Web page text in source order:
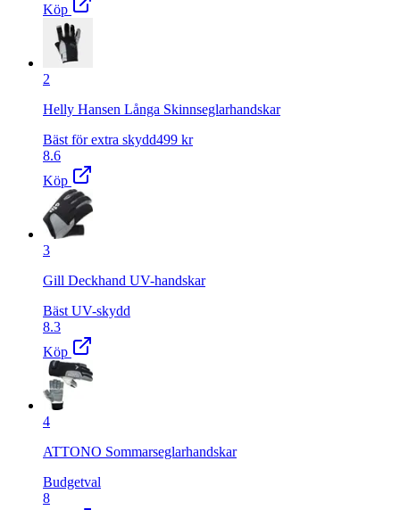
Köp
2
Helly Hansen Långa Skinnseglarhandskar
Bäst för extra skydd499 kr
8.6
Köp
3
Gill Deckhand UV-handskar
Bäst UV-skydd
8.3
Köp
4
ATTONO Sommarseglarhandskar
Budgetval
8